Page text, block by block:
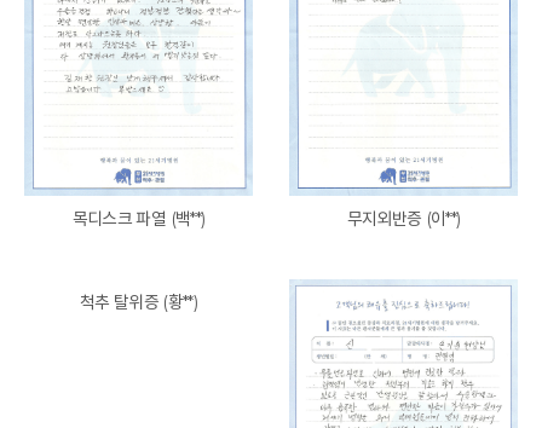
목디스크 파열 (백**) 무지외반증 (이**)
척추 탈위증 (황**)